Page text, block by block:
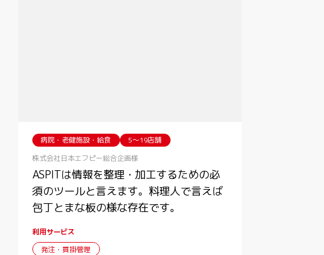
病院・老健施設・給食
5〜19店舗
株式会社日本エフピー総合企画様
ASPITは情報を整理・加工するための必
須のツールと言えます。料理人で言えば
包丁とまな板の様な存在です。
利用サービス
発注・買掛管理